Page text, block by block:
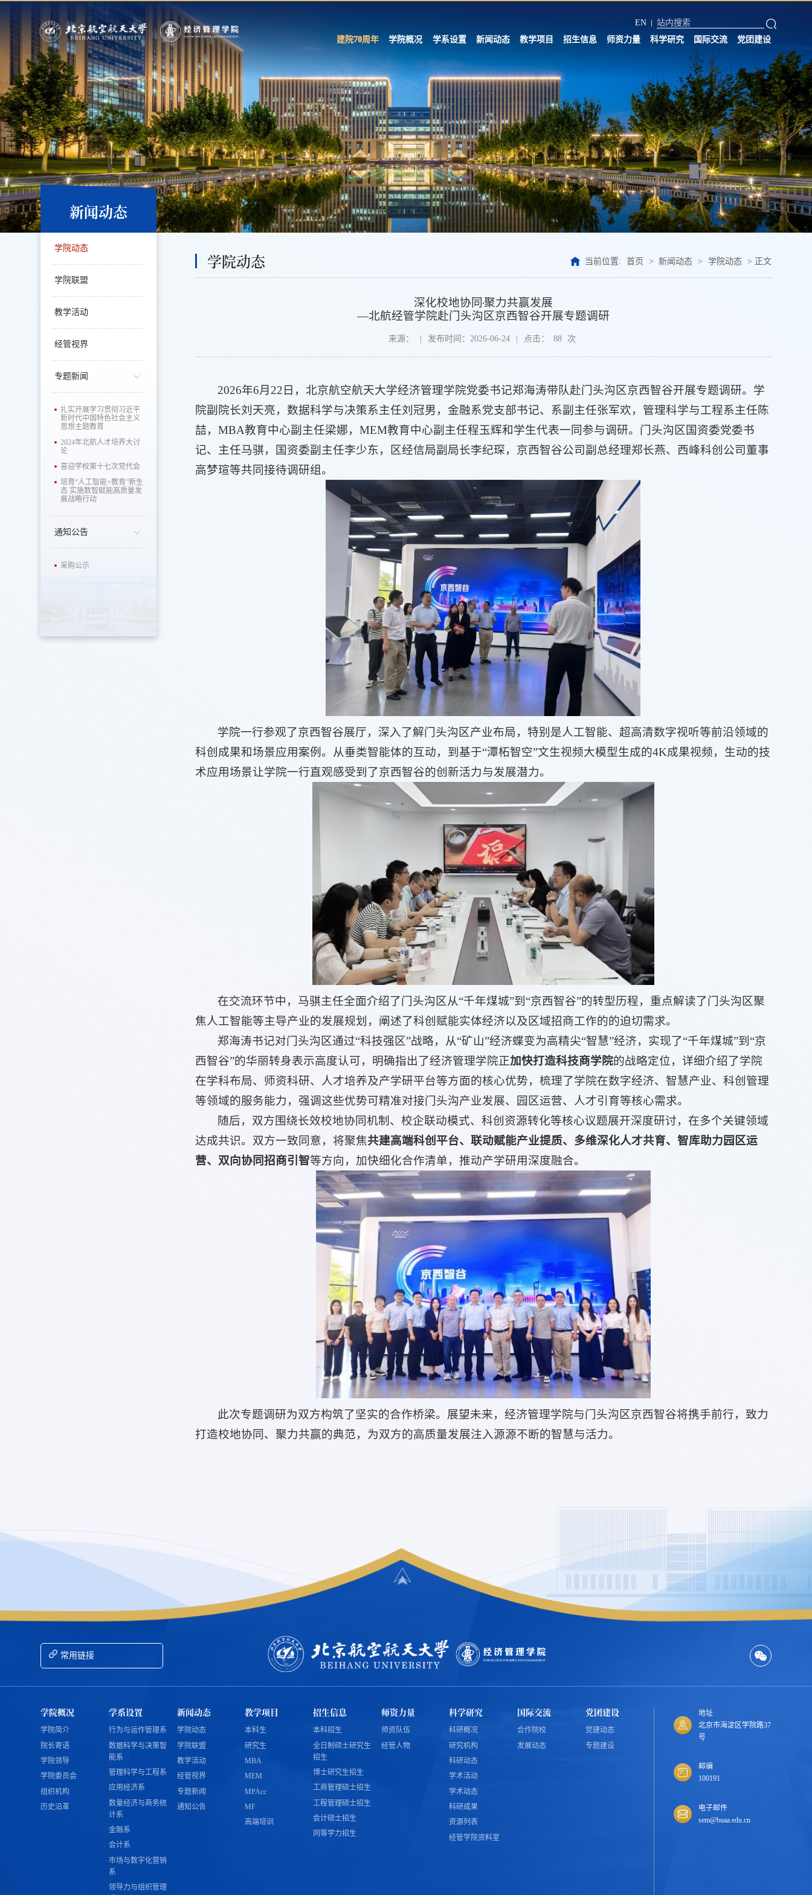
EN
建院70周年
学院概况 学系设置 新闻动态 教学项目 招生信息 师资力量 科学研究 国际交流 党团建设
新闻动态
学院动态
学院联盟
教学活动
经管视界
专题新闻
扎实开展学习贯彻习近平
新时代中国特色社会主义
思想主题教育
2024年北航人才培养大讨
论
喜迎学校第十七次党代会
培育“人工智能+教育”新生
态 实施数智赋能高质量发
展战略行动
通知公告
采购公示
学院动态 当前位置: 首页 > 新闻动态 > 学院动态 > 正文
深化校地协同·聚力共赢发展
—北航经管学院赴门头沟区京西智谷开展专题调研
来源： 发布时间：2026-06-24 点击： 88 次
2026年6月22日，北京航空航天大学经济管理学院党委书记郑海涛带队赴门头沟区京西智谷开展专题调研。学
院副院长刘天亮，数据科学与决策系主任刘冠男，金融系党支部书记、系副主任张军欢，管理科学与工程系主任陈
喆，MBA教育中心副主任梁娜，MEM教育中心副主任程玉辉和学生代表一同参与调研。门头沟区国资委党委书
记、主任马骐，国资委副主任李少东，区经信局副局长李纪琛，京西智谷公司副总经理郑长燕、西峰科创公司董事
高梦瑄等共同接待调研组。
学院一行参观了京西智谷展厅，深入了解门头沟区产业布局，特别是人工智能、超高清数字视听等前沿领域的
科创成果和场景应用案例。从垂类智能体的互动，到基于“潭柘智空”文生视频大模型生成的4K成果视频，生动的技
术应用场景让学院一行直观感受到了京西智谷的创新活力与发展潜力。
在交流环节中，马骐主任全面介绍了门头沟区从“千年煤城”到“京西智谷”的转型历程，重点解读了门头沟区聚
焦人工智能等主导产业的发展规划，阐述了科创赋能实体经济以及区域招商工作的的迫切需求。
郑海涛书记对门头沟区通过“科技强区”战略，从“矿山”经济蝶变为高精尖“智慧”经济，实现了“千年煤城”到“京
西智谷”的华丽转身表示高度认可，明确指出了经济管理学院正加快打造科技商学院的战略定位，详细介绍了学院
在学科布局、师资科研、人才培养及产学研平台等方面的核心优势，梳理了学院在数字经济、智慧产业、科创管理
等领域的服务能力，强调这些优势可精准对接门头沟产业发展、园区运营、人才引育等核心需求。
随后，双方围绕长效校地协同机制、校企联动模式、科创资源转化等核心议题展开深度研讨，在多个关键领域
达成共识。双方一致同意，将聚焦共建高端科创平台、联动赋能产业提质、多维深化人才共育、智库助力园区运
营、双向协同招商引智等方向，加快细化合作清单，推动产学研用深度融合。
此次专题调研为双方构筑了坚实的合作桥梁。展望未来，经济管理学院与门头沟区京西智谷将携手前行，致力
打造校地协同、聚力共赢的典范，为双方的高质量发展注入源源不断的智慧与活力。
常用链接
学院概况
学院简介
院长寄语
学院领导
学院委员会
组织机构
历史沿革
学系设置
行为与运作管理系
数据科学与决策智
能系
管理科学与工程系
应用经济系
数量经济与商务统
计系
金融系
会计系
市场与数字化营销
系
领导力与组织管理
新闻动态
学院动态
学院联盟
教学活动
经管视界
专题新闻
通知公告
教学项目
本科生
研究生
MBA
MEM
MPAcc
MF
高端培训
招生信息
本科招生
全日制硕士研究生
招生
博士研究生招生
工商管理硕士招生
工程管理硕士招生
会计硕士招生
同等学力招生
师资力量
师资队伍
经管人物
科学研究
科研概况
研究机构
科研动态
学术活动
学术动态
科研成果
资源列表
经管学院资料室
国际交流
合作院校
发展动态
党团建设
党建动态
专题建设
地址
北京市海淀区学院路37
号
邮编
100191
电子邮件
sem@buaa.edu.cn